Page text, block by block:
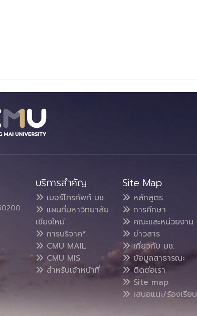
บริการสำคัญ
เบอร์โทรศัพท์ มช.
แผนที่มหาวิทยาลัย
เชียงใหม่
การบริจาค*
CMU MAIL
CMU MIS
สำหรับเจ้าหน้าที่
Site Map
หลักสูตร
การศึกษา
คณะและหน่วยงาน
ข่าวสาร
เกี่ยวกับ มช.
ข้อมูลสาธารณะ
ติดต่อเรา
Site map
เสนอแนะ/ร้องเรียน